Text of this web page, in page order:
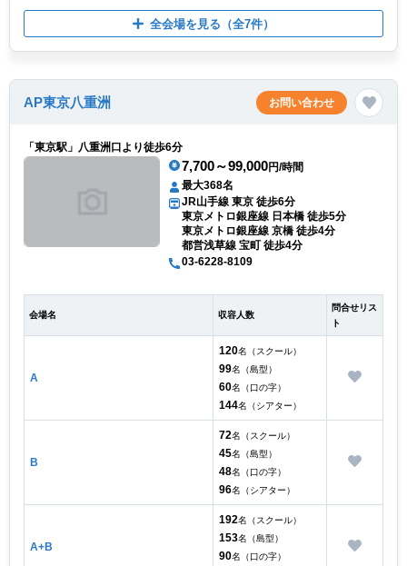
全会場を見る （全7件）
AP東京八重洲 お問い合わせ
「東京駅」八重洲口より徒歩6分
7,700～99,000円/時間
最大368名
JR山手線 東京 徒歩6分
東京メトロ銀座線 日本橋 徒歩5分
東京メトロ銀座線 京橋 徒歩4分
都営浅草線 宝町 徒歩4分
03-6228-8109
会場名 収容人数
問合せリス
ト
A
120名（スクール）
99名（島型）
60名（口の字）
144名（シアター）
B
72名（スクール）
45名（島型）
48名（口の字）
96名（シアター）
A+B
192名（スクール）
153名（島型）
90名（口の字）